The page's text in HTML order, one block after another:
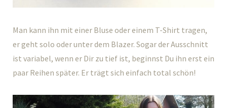
Man kann ihn mit einer Bluse oder einem T-Shirt tragen,
er geht solo oder unter dem Blazer. Sogar der Ausschnitt
ist variabel, wenn er Dir zu tief ist, beginnst Du ihn erst ein
paar Reihen später. Er trägt sich einfach total schön!